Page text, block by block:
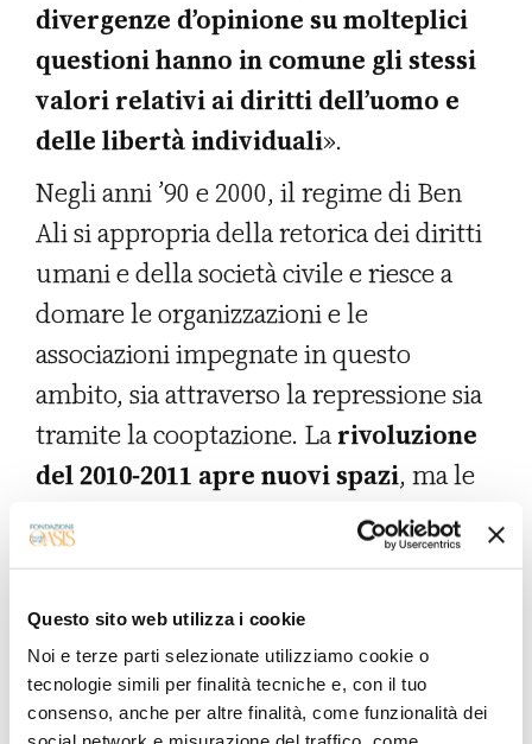
Questo sito web utilizza i cookie
Noi e terze parti selezionate utilizziamo cookie o
tecnologie simili per finalità tecniche e, con il tuo
consenso, anche per altre finalità, come funzionalità dei
divergenze d’opinione su molteplici
questioni hanno in comune gli stessi
valori relativi ai diritti dell’uomo e
delle libertà individuali».
Negli anni ’90 e 2000, il regime di Ben
Ali si appropria della retorica dei diritti
umani e della società civile e riesce a
domare le organizzazioni e le
associazioni impegnate in questo
ambito, sia attraverso la repressione sia
tramite la cooptazione. Larivoluzione
del 2010-2011 apre nuovi spazi, ma le
organizzazioni che avrebbero poi
formato il Quartetto ci arrivano con un
inizialmente in affanno, perché paga il
suo ruolo ambivalente di mediatore tra
regime e società. Nel 2008, la centrale